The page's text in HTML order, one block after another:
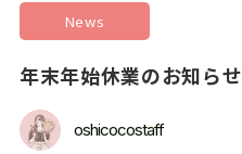
News
年末年始休業のお知らせ
oshicocostaff